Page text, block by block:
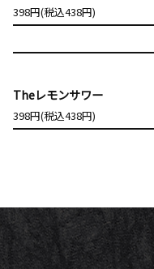
398円(税込438円)
Theレモンサワー
398円(税込438円)